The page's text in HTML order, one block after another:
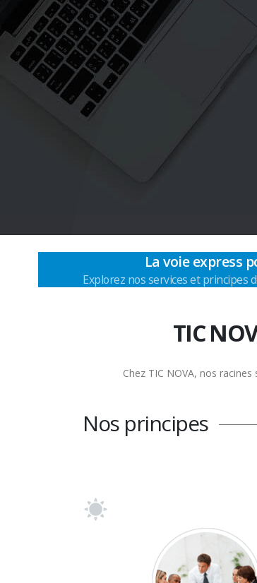
La voie express
Explorez nos services et principes
TIC
Chez TIC NOVA, nos
Nos principes